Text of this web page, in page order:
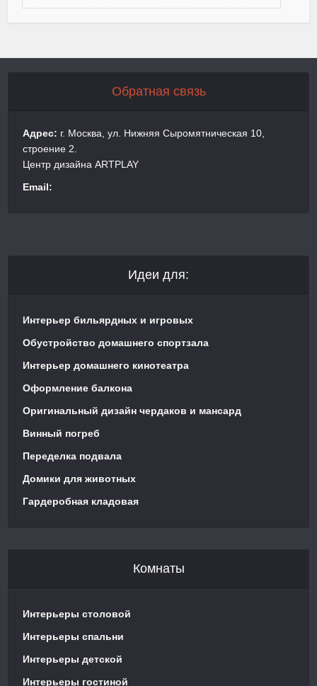
Обратная связь
Адрес: г. Москва, ул. Нижняя Сыромятническая 10,
строение 2.
Центр дизайна ARTPLAY
Email:
Идеи для:
Интерьер бильярдных и игровых
Обустройство домашнего спортзала
Интерьер домашнего кинотеатра
Оформление балкона
Оригинальный дизайн чердаков и мансард
Винный погреб
Переделка подвала
Домики для животных
Гардеробная кладовая
Комнаты
Интерьеры столовой
Интерьеры спальни
Интерьеры детской
Интерьеры гостиной